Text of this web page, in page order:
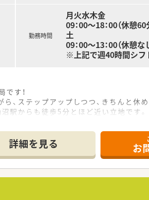
勤務時間
月火水木金
09：00～18：00（休憩60
土
09：00～13：00（休憩な
※上記で週40時間シフ
です！
、ステップアップしつつ、きちんと休め
駅からも徒歩5分とほど近い立地です。
詳細を見る お